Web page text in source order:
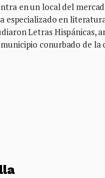
en un local del
especializado en
Letras Hispánicas,
conurbado de la